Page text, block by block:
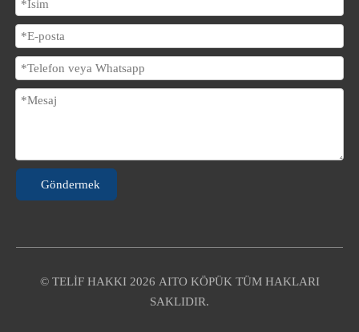
Göndermek
© TELİF HAKKI 2026 AITO KÖPÜK TÜM HAKLARI
SAKLIDIR.